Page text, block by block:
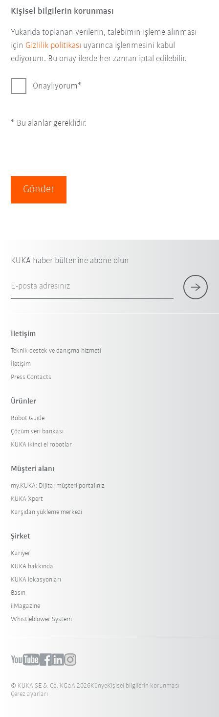
Kişisel bilgilerin korunması
Yukarıda toplanan verilerin, talebimin işleme alınması
için Gizlilik politikası uyarınca işlenmesini kabul
ediyorum. Bu onay ilerde her zaman iptal edilebilir.
Onaylıyorum
* Bu alanlar gereklidir.
Gönder
KUKA haber bültenine abone olun
E-posta adresiniz
İletişim
Teknik destek ve danışma hizmeti
İletişim
Press Contacts
Ürünler
Robot Guide
Çözüm veri bankası
KUKA ikinci el robotlar
Müşteri alanı
my.KUKA: Dijital müşteri portalınız
KUKA Xpert
Karşıdan yükleme merkezi
Şirket
Kariyer
KUKA hakkında
KUKA lokasyonları
Basın
iiMagazine
Whistleblower System
© KUKA SE & Co. KGaA 2026KünyeKişisel bilgilerin korunması
Çerez ayarları